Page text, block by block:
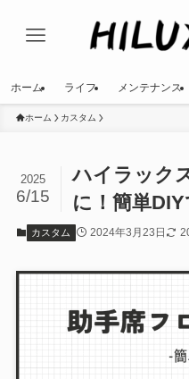
ホーム ライフ メンテナンス
ホーム カスタム
ハイラック
に！簡単
2025
6/15
カスタム 2024年3月23日